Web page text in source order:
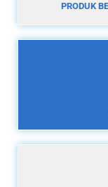
PRODUK